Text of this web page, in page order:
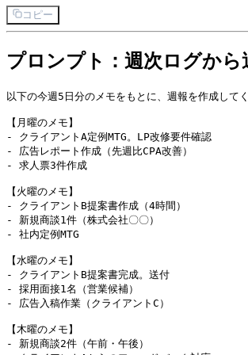
コピー
プロンプト：週次ログから
以下の今週5日分のメモをもとに、週報を作成してく
【月曜のメモ】
- クライアントA定例MTG。LP改修要件確認
- 広告レポート作成（先週比CPA改善）
- 求人票3件作成
【火曜のメモ】
- クライアントB提案書作成（4時間）
- 新規商談1件（株式会社〇〇）
- 社内定例MTG
【水曜のメモ】
- クライアントB提案書完成。送付
- 採用面接1名（営業候補）
- 広告入稿作業（クライアントC）
【木曜のメモ】
- 新規商談2件（午前・午後）